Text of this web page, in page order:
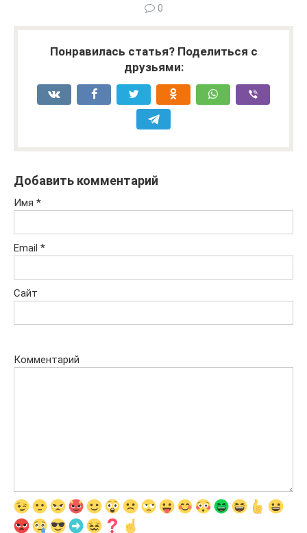
0
Понравилась статья? Поделиться с
друзьями:
Добавить комментарий
Имя *
Email *
Сайт
Комментарий